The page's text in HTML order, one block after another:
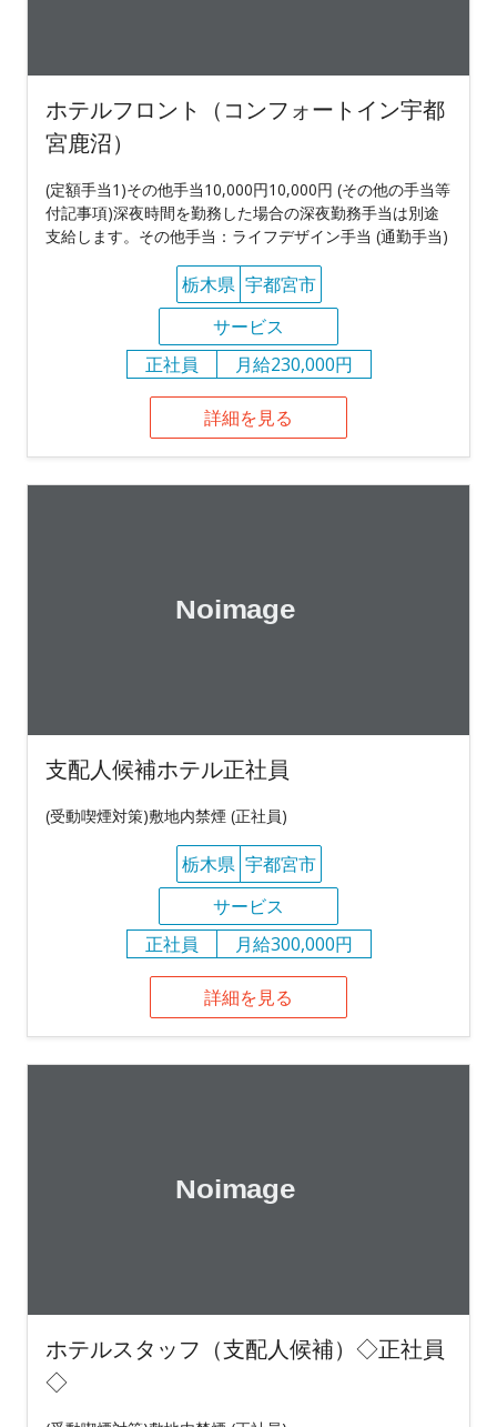
ホテルフロント（コンフォートイン宇都
宮鹿沼）
(定額手当1)その他手当10,000円10,000円 (その他の手当等
付記事項)深夜時間を勤務した場合の深夜勤務手当は別途
支給します。その他手当：ライフデザイン手当 (通勤手当)
栃木県 宇都宮市
サービス
正社員
月給230,000円
詳細を見る
支配人候補ホテル正社員
(受動喫煙対策)敷地内禁煙 (正社員)
栃木県 宇都宮市
サービス
正社員
月給300,000円
詳細を見る
ホテルスタッフ（支配人候補）◇正社員
◇